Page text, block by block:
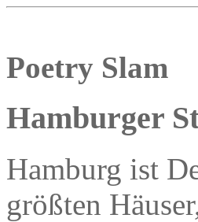
Poetry Slam
Hamburger
Hamburg ist
größten